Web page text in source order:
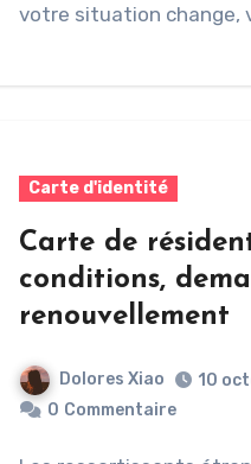
votre situation change,
Carte d'identité
Carte de
conditions,
renouvellement
Dolores Xiao
10
0 Commentaire